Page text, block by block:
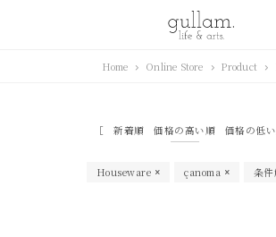
Home Online Store Product
新着順 価格の高い順 価格の低
Houseware çanoma 条件